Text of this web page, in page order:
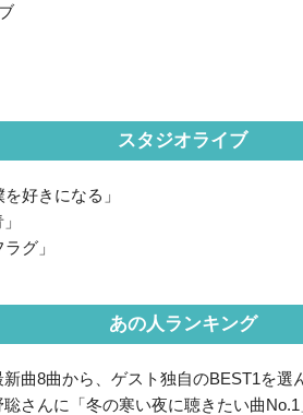
スタジオライブ
好きになる」
グ」
あの人ランキング
曲8曲から、ゲスト独自のBEST1を選
さんに「冬の寒い夜に聴きたい曲